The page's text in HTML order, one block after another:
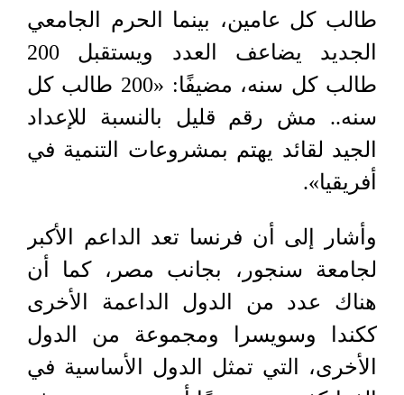
طالب كل عامين، بينما الحرم الجامعي
الجديد يضاعف العدد ويستقبل 200
طالب كل سنه، مضيفًا: «200 طالب كل
سنه.. مش رقم قليل بالنسبة للإعداد
الجيد لقائد يهتم بمشروعات التنمية في
أفريقيا».
وأشار إلى أن فرنسا تعد الداعم الأكبر
لجامعة سنجور، بجانب مصر، كما أن
هناك عدد من الدول الداعمة الأخرى
ككندا وسويسرا ومجموعة من الدول
الأخرى، التي تمثل الدول الأساسية في